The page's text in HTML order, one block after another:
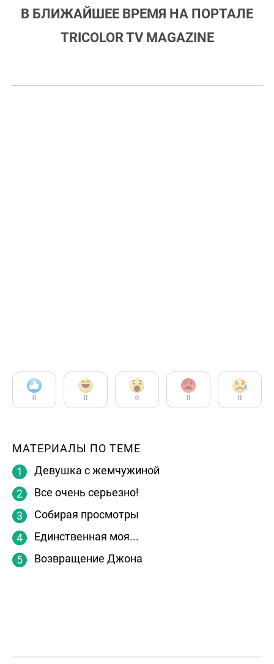
В БЛИЖАЙШЕЕ ВРЕМЯ НА ПОРТАЛЕ
TRICOLOR TV MAGAZINE
0 0 0 0 0
МАТЕРИАЛЫ ПО ТЕМЕ
Девушка с жемчужиной
Все очень серьезно!
Собирая просмотры
Единственная моя...
Возвращение Джона